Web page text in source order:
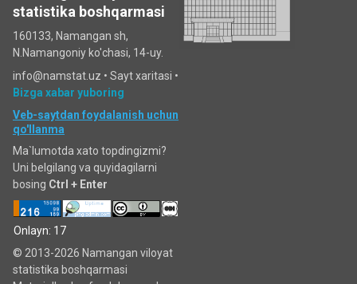
statistika boshqarmasi
160133, Namangan sh,
N.Namangoniy ko'chasi, 14-uy.
info@namstat.uz • Sayt xaritasi •
Bizga xabar yuboring
Veb-saytdan foydalanish uchun
qo'llanma
Ma`lumotda xato topdingizmi?
Uni belgilang va quyidagilarni
bosing Ctrl + Enter
Onlayn: 17
© 2013-2026 Namangan viloyat
statistika boshqarmasi